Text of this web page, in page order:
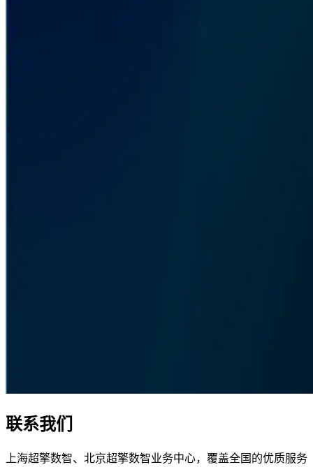
联系我们
上海超擎数智、北京超擎数智业务中心，覆盖全国的优质服务